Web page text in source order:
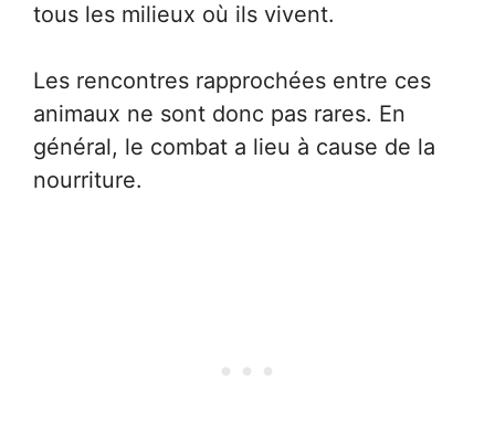
tous les milieux où ils vivent.
Les rencontres rapprochées entre ces
animaux ne sont donc pas rares. En
général, le combat a lieu à cause de la
nourriture.